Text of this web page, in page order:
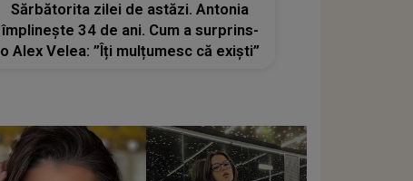
Sărbătorita zilei de astăzi. Antonia
împlinește 34 de ani. Cum a surprins-
o Alex Velea: ”Îți mulțumesc că exiști”